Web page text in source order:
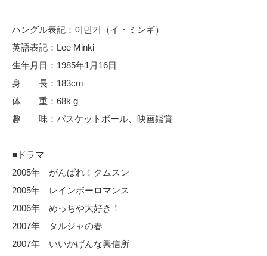
ハングル表記：이민기（イ・ミンギ）
英語表記：Lee Minki
生年月日：1985年1月16日
身 長：183cm
体 重：68k g
趣 味：バスケットボール、映画鑑賞
■ドラマ
2005年 がんばれ！クムスン
2005年 レインボーロマンス
2006年 めっちや大好き！
2007年 タルジャの春
2007年 いいかげんな興信所